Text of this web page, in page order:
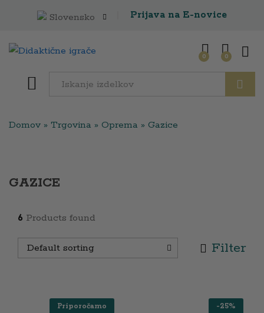
Slovensko Prijava na E-novice
0 0
Domov » Trgovina » Oprema » Gazice
GAZICE
6 Products found
Filter
Default sorting
Priporočamo -25%